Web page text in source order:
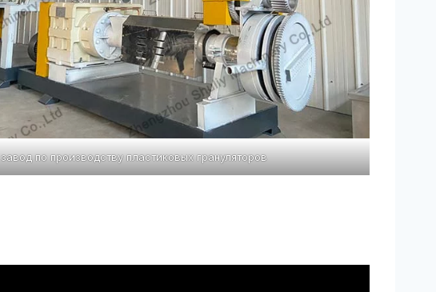
завод по производству пластиковых грануляторов